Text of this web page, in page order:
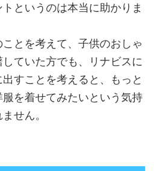
というのは本当に助かりま
とを考えて、子供のおしゃ
ていた方でも、リナビスに
すことを考えると、もっと
を着せてみたいという気持
せん。